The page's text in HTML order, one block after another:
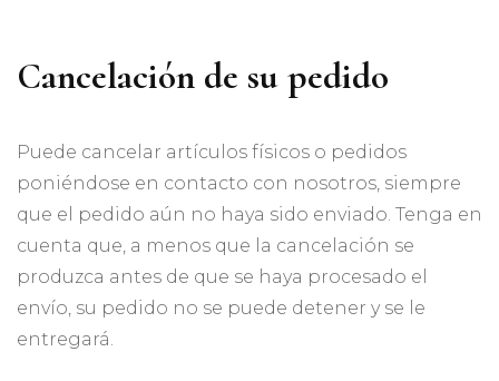
Cancelación de su pedido
Puede cancelar artículos físicos o pedidos
poniéndose en contacto con nosotros, siempre
que el pedido aún no haya sido enviado. Tenga en
cuenta que, a menos que la cancelación se
produzca antes de que se haya procesado el
envío, su pedido no se puede detener y se le
entregará.